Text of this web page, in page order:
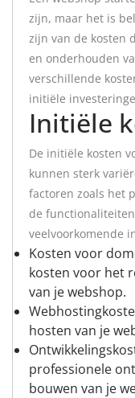
zijn, maar het is
zijn van de kosten
en onderhouden
verschillende
initiële
Initiële
De initiële kosten
kunnen sterk
factoren zoals het
de
veelvoorkomende
Kosten voor
kosten voor het
van je webshop.
hosten van je
professionele
bouwen van je